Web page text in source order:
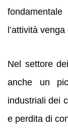
l’attività
Nel settore
anche un
industriali dei
e perdita di